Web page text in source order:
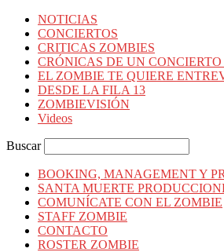
NOTICIAS
CONCIERTOS
CRITICAS ZOMBIES
CRÓNICAS DE UN
EL ZOMBIE TE QUIERE
DESDE LA FILA 13
ZOMBIEVISIÓN
Videos
Buscar
BOOKING, MANAGEMENT Y
SANTA MUERTE
COMUNÍCATE CON EL ZOMBIE
STAFF ZOMBIE
CONTACTO
ROSTER ZOMBIE